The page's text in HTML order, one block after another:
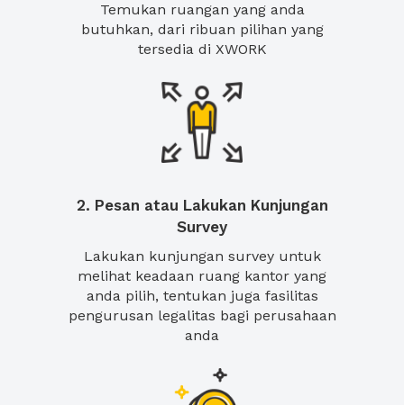
Temukan ruangan yang anda
butuhkan, dari ribuan pilihan yang
tersedia di XWORK
2. Pesan atau Lakukan Kunjungan
Survey
Lakukan kunjungan survey untuk
melihat keadaan ruang kantor yang
anda pilih, tentukan juga fasilitas
pengurusan legalitas bagi perusahaan
anda